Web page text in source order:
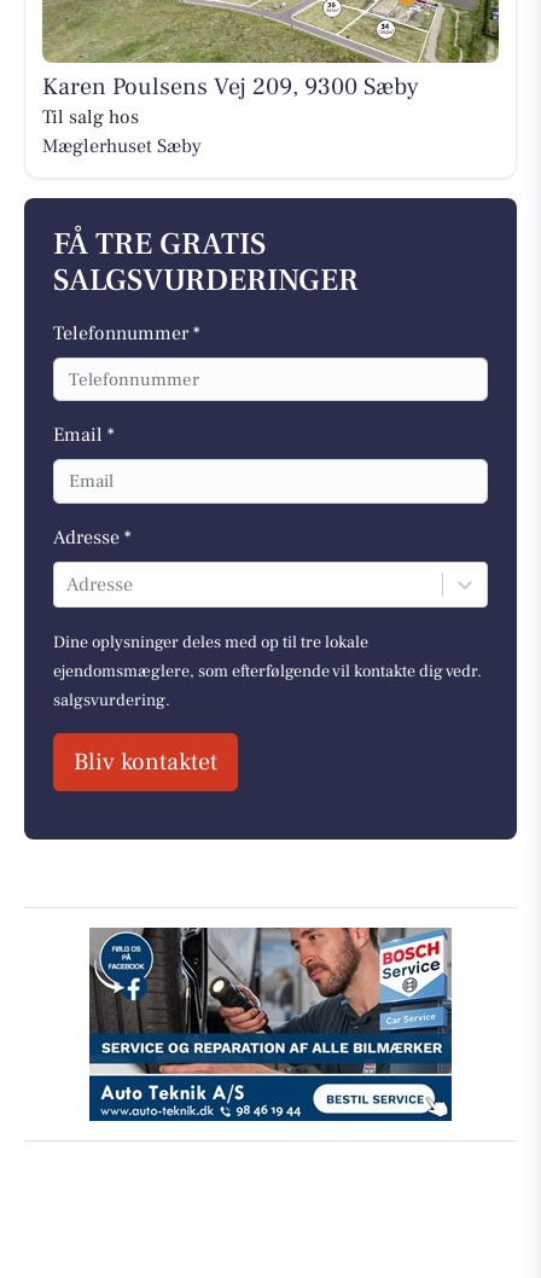
Karen Poulsens Vej 209, 9300 Sæby
Til salg hos
Mæglerhuset Sæby
FÅ TRE GRATIS
SALGSVURDERINGER
Telefonnummer *
Email *
Adresse *
Adresse
Dine oplysninger deles med op til tre lokale
ejendomsmæglere, som efterfølgende vil kontakte dig vedr.
salgsvurdering.
Bliv kontaktet